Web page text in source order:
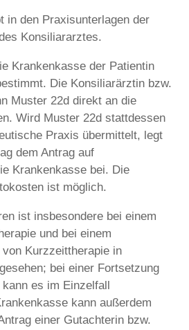
in den Praxisunterlagen der
Konsiliararztes.
Krankenkasse der Patientin
Die Konsiliarärztin bzw.
Muster 22d direkt an die
Wird Muster 22d stattdessen
Praxis übermittelt, legt
dem Antrag auf
Krankenkasse bei. Die
ist möglich.
ist insbesondere bei einem
und bei einem
Kurzzeittherapie in
bei einer Fortsetzung
es im Einzelfall
kann außerdem
einer Gutachterin bzw.